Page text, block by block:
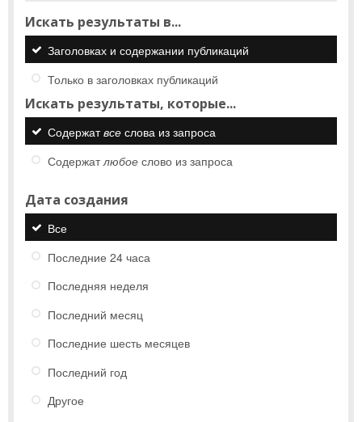
Искать результаты в...
Заголовках и содержании публикаций
Только в заголовках публикаций
Искать результаты, которые...
Содержатвсе слова из запроса
Содержатлюбое слово из запроса
Дата создания
Все
Последние 24 часа
Последняя неделя
Последний месяц
Последние шесть месяцев
Последний год
Другое